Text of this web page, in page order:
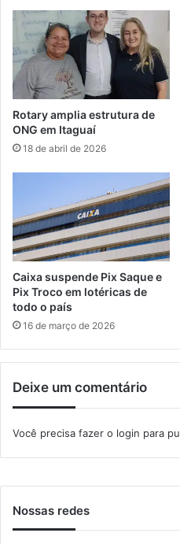
a
s
s
f
i
c
a
o
p
a
a
o
E
e
2
9
o
g
r
m
ç
ã
e
a
n
i
v
e
r
á
i
e
n
a
Rotary amplia estrutura de
ONG em Itaguaí
18 de abril de 2026
Caixa suspende Pix Saque e
Pix Troco em lotéricas de
todo o país
16 de março de 2026
Deixe um comentário
Você precisa fazer o login para
Nossas redes